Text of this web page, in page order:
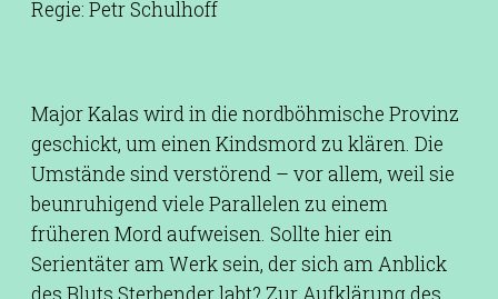
Regie: Petr Schulhoff
Major Kalas wird in die nordböhmische Provinz
geschickt, um einen Kindsmord zu klären. Die
Umstände sind verstörend – vor allem, weil sie
beunruhigend viele Parallelen zu einem
früheren Mord aufweisen. Sollte hier ein
Serientäter am Werk sein, der sich am Anblick